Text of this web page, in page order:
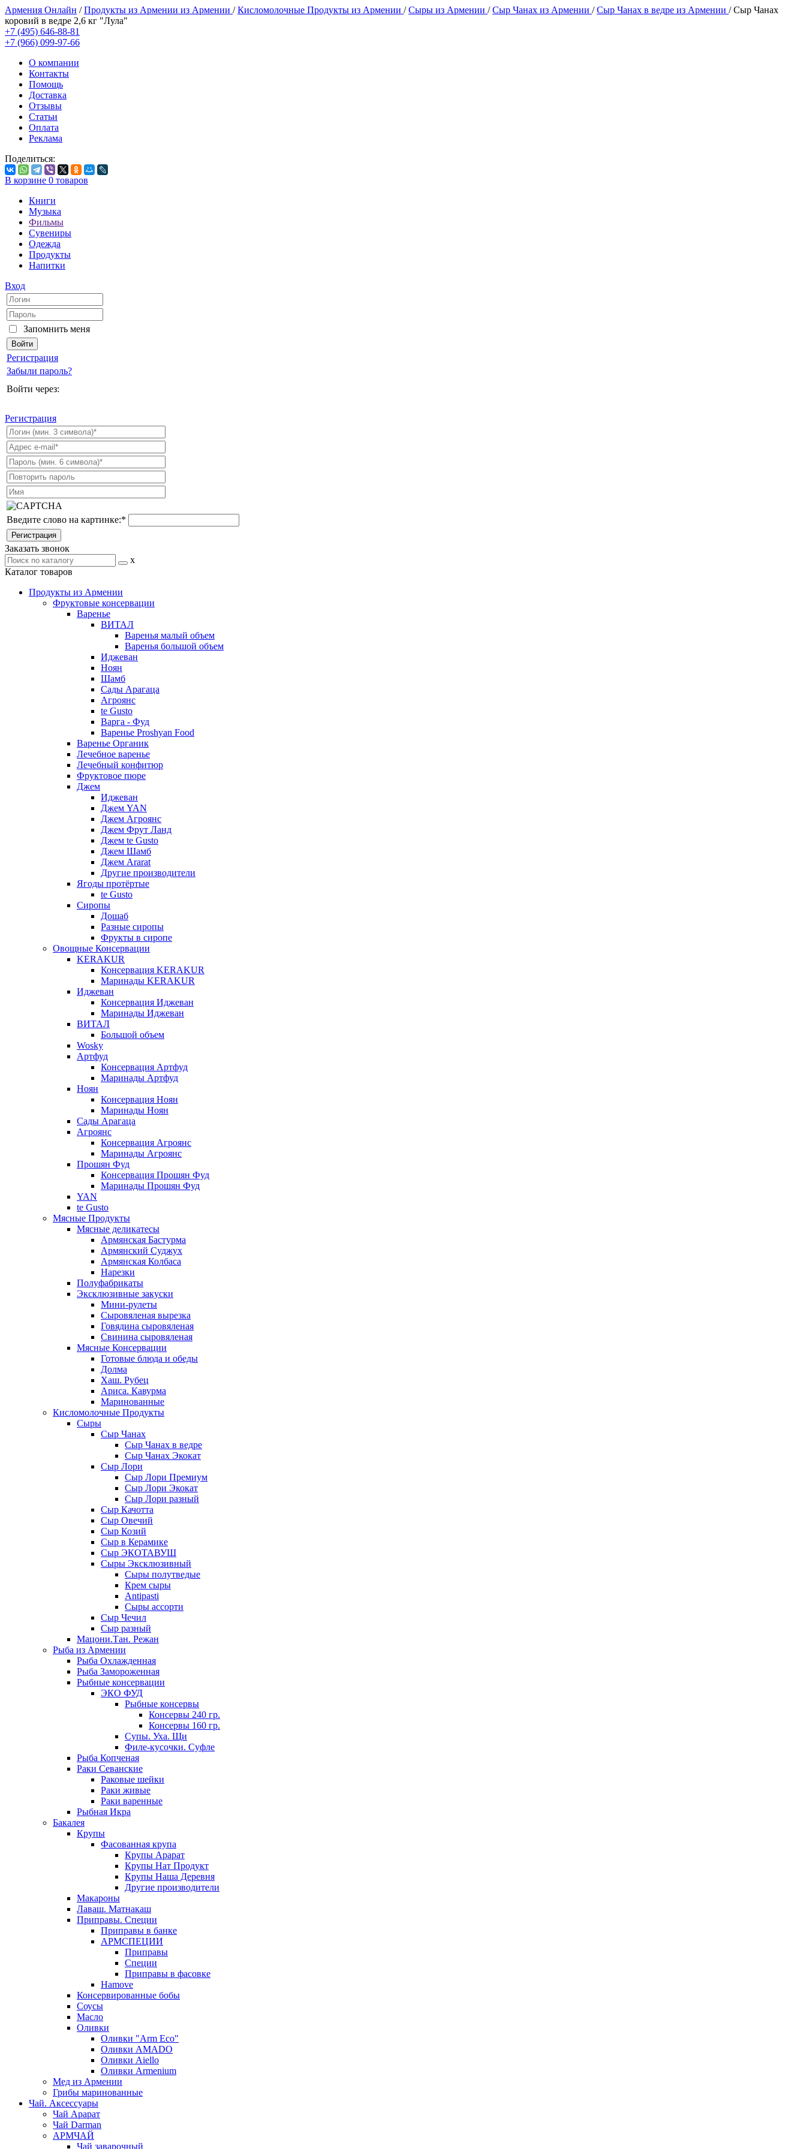
Армения Онлайн /Продукты из Армении из Армении /Кисломолочные Продукты из Армении /Сыры из Армении /Сыр Чанах из Армении /Сыр Чанах в ведре из Армении /Сыр Чанах
коровий в ведре 2,6 кг "Лула"
+7 (495) 646-88-81
+7 (966) 099-97-66
О компании
Контакты
Помощь
Доставка
Отзывы
Статьи
Оплата
Реклама
Поделиться:
В корзине 0 товаров
Книги
Музыка
Фильмы
Сувениры
Одежда
Продукты
Напитки
Вход
Запомнить меня
Регистрация
Забыли пароль?
Войти через:
Регистрация
Введите слово на картинке:*
Заказать звонок
x
Каталог товаров
Продукты из Армении
Фруктовые консервации
Варенье
ВИТАЛ
Варенья малый объем
Варенья большой объем
Иджеван
Ноян
Шамб
Сады Арагаца
Агроянс
te Gusto
Варга - Фуд
Варенье Proshyan Food
Варенье Органик
Лечебное варенье
Лечебный конфитюр
Фруктовое пюре
Джем
Иджеван
Джем YAN
Джем Агроянс
Джем Фрут Ланд
Джем te Gusto
Джем Шамб
Джем Ararat
Другие производители
Ягоды протёртые
te Gusto
Сиропы
Дошаб
Разные сиропы
Фрукты в сиропе
Овощные Консервации
KERAKUR
Консервация KERAKUR
Маринады KERAKUR
Иджеван
Консервация Иджеван
Маринады Иджеван
ВИТАЛ
Большой объем
Wosky
Артфуд
Консервация Артфуд
Маринады Артфуд
Ноян
Консервация Ноян
Маринады Ноян
Сады Арагаца
Агроянс
Консервация Агроянс
Маринады Агроянс
Прошян Фуд
Консервация Прошян Фуд
Маринады Прошян Фуд
YAN
te Gusto
Мясные Продукты
Мясные деликатесы
Армянская Бастурма
Армянский Суджух
Армянская Колбаса
Нарезки
Полуфабрикаты
Эксклюзивные закуски
Мини-рулеты
Сыровяленая вырезка
Говядина сыровяленая
Свинина сыровяленая
Мясные Консервации
Готовые блюда и обеды
Долма
Хаш. Рубец
Ариса. Кавурма
Маринованные
Кисломолочные Продукты
Сыры
Сыр Чанах
Сыр Чанах в ведре
Сыр Чанах Экокат
Сыр Лори
Сыр Лори Премиум
Сыр Лори Экокат
Сыр Лори разный
Сыр Качотта
Сыр Овечий
Сыр Козий
Сыр в Керамике
Сыр ЭКОТАВУШ
Сыры Эксклюзивный
Сыры полутведые
Крем сыры
Antipasti
Сыры ассорти
Сыр Чечил
Сыр разный
Мацони.Тан. Режан
Рыба из Армении
Рыба Охлажденная
Рыба Замороженная
Рыбные консервации
ЭКО ФУД
Рыбные консервы
Консервы 240 гр.
Консервы 160 гр.
Супы. Уха. Щи
Филе-кусочки. Суфле
Рыба Копченая
Раки Севанские
Раковые шейки
Раки живые
Раки варенные
Рыбная Икра
Бакалея
Крупы
Фасованная крупа
Крупы Арарат
Крупы Нат Продукт
Крупы Наша Деревня
Другие производители
Макароны
Лаваш. Матнакаш
Приправы. Специи
Приправы в банке
АРМСПЕЦИИ
Приправы
Специи
Приправы в фасовке
Hamove
Консервированные бобы
Соусы
Масло
Оливки
Оливки "Arm Eco"
Оливки AMADO
Оливки Aiello
Оливки Armenium
Мед из Армении
Грибы маринованные
Чай. Аксессуары
Чай Арарат
Чай Darman
АРМЧАЙ
Чай заварочный